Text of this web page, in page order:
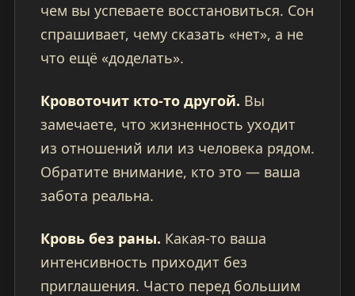
чем вы успеваете восстановиться. Сон
спрашивает, чему сказать «нет», а не
что ещё «доделать».
Кровоточит кто-то другой. Вы
замечаете, что жизненность уходит
из отношений или из человека рядом.
Обратите внимание, кто это — ваша
забота реальна.
Кровь без раны. Какая-то ваша
интенсивность приходит без
приглашения. Часто перед большим